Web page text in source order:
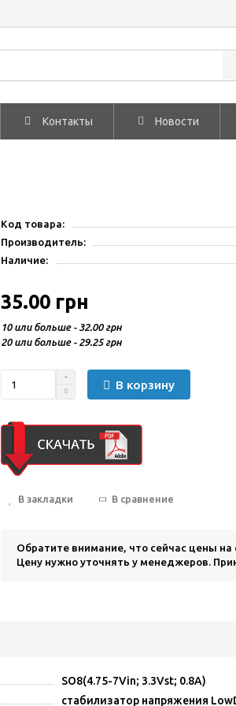
Контакты Новости
Код товара:
Производитель:
Наличие:
35.00 грн
10 или больше - 32.00 грн
20 или больше - 29.25 грн
В корзину
В закладки В сравнение
Обратите внимание, что сейчас цены
Цену нужно уточнять у менеджеров.
SO8(4.75-7Vin; 3.3Vst; 0.8A)
стабилизатор напряжения